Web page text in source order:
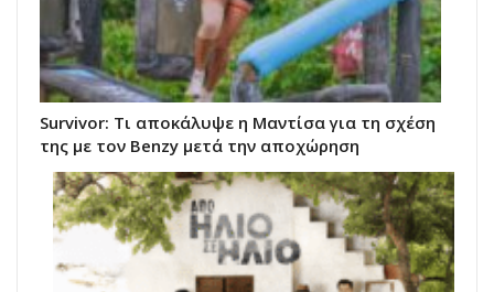
Survivor: Τι αποκάλυψε η Μαντίσα για τη σχέση
της με τον Benzy μετά την αποχώρηση